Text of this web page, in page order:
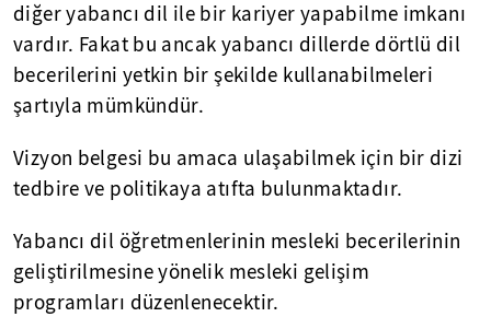
diğer yabancı dil ile bir kariyer yapabilme imkanı
vardır. Fakat bu ancak yabancı dillerde dörtlü dil
becerilerini yetkin bir şekilde kullanabilmeleri
şartıyla mümkündür.
Vizyon belgesi bu amaca ulaşabilmek için bir dizi
tedbire ve politikaya atıfta bulunmaktadır.
Yabancı dil öğretmenlerinin mesleki becerilerinin
geliştirilmesine yönelik mesleki gelişim
programları düzenlenecektir.